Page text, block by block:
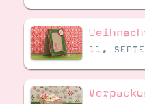
Demonstrator werden
Blog
Gutscheine
Produkte erklärt
Über mich
11.